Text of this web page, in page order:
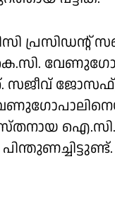
പ്രസിഡന്റ്
സജീവ്